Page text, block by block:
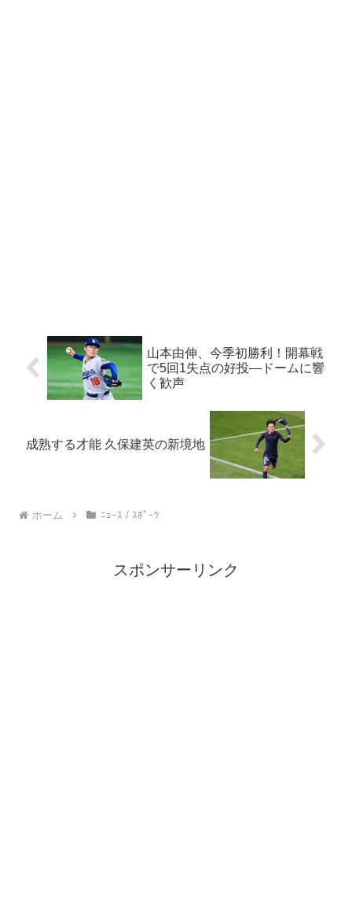
山本由伸、今季初勝利！開幕戦
で5回1失点の好投—ドームに響
く歓声
成熟する才能 久保建英の新境地
ホーム ﾆｭｰｽ / ｽﾎﾟｰﾂ
スポンサーリンク